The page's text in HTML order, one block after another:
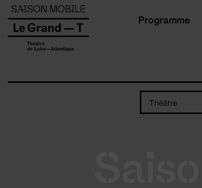
Programme
Théâtre
Panneau de gestion des cookies